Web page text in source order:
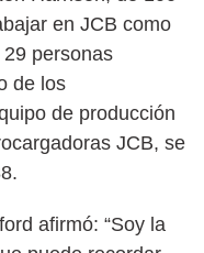
en JCB como
personas
de los
de producción
JCB, se
afirmó: “Soy la